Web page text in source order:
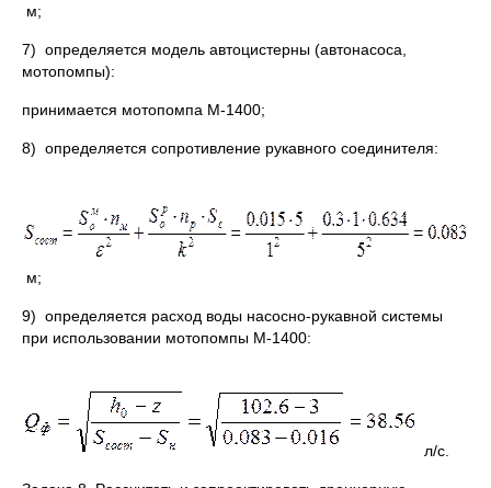
м;
7) определяется модель автоцистерны (автонасоса,
мотопомпы):
принимается мотопомпа М-1400;
8) определяется сопротивление рукавного соединителя:
м;
9) определяется расход воды насосно-рукавной системы
при использовании мотопомпы М-1400:
л/с.